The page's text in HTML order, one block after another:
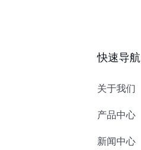
快速导航
关于我们
产品中心
新闻中心